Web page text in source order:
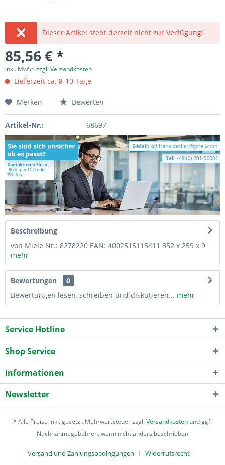
Dieser Artikel steht derzeit nicht zur Verfügung!
85,56 € *
inkl. MwSt.zzgl. Versandkosten
Lieferzeit ca. 8-10 Tage
Merken Bewerten
Artikel-Nr.: 68697
Beschreibung
von Miele Nr.: 8278220 EAN: 4002515115411 352 x 259 x 9
mehr
Bewertungen
0
Bewertungen lesen, schreiben und diskutieren... mehr
Service Hotline
Shop Service
Informationen
Newsletter
* Alle Preise inkl. gesetzl. Mehrwertsteuer zzgl.Versandkosten und ggf.
Nachnahmegebühren, wenn nicht anders beschrieben
Versand und Zahlungsbedingungen Widerrufsrecht